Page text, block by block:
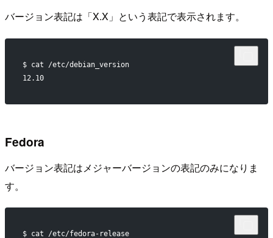
バージョン表記は「X.X」という表記で表示されます。
$ cat /etc/debian_version
12.10
Fedora
バージョン表記はメジャーバージョンの表記のみになりま
す。
$ cat /etc/fedora-release